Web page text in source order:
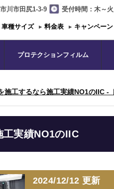
川市田尻1-3-9 受付時間：木～
車種サイズ ▸ 料金表 ▸ キャンペーン
プロテクションフィルム
施工するなら施工実績NO1のIIC -
工実績NO1のIIC
2024/12/12 更新